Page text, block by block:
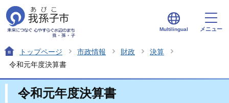
Multilingual メニュー
トップページ 市政情報 財政
決算
令和元年度決算書
令和元年度決算書